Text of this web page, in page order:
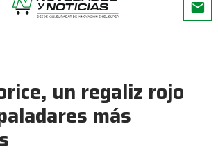
un regaliz rojo
más